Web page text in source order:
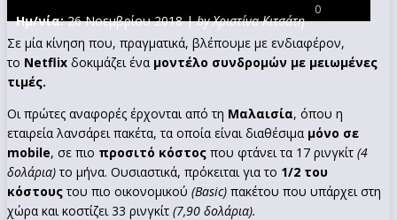
Ημ/νία:26 Νοεμβρίου 2018 |by Χριστίνα Κιτσάτη
0
Σε μία κίνηση που, πραγματικά, βλέπουμε με ενδιαφέρον,
το Netflix δοκιμάζει ένα μοντέλο συνδρομών με μειωμένες
τιμές.
Οι πρώτες αναφορές έρχονται από τη Μαλαισία, όπου η
εταιρεία λανσάρει πακέτα, τα οποία είναι διαθέσιμα μόνο σε
mobile, σε πιο προσιτό κόστος που φτάνει τα 17 ρινγκίτ (4
δολάρια)το μήνα. Ουσιαστικά, πρόκειται για το 1/2 του
κόστουςτου πιο οικονομικού (Basic) πακέτου που υπάρχει στη
χώρα και κοστίζει 33 ρινγκίτ (7,90 δολάρια).